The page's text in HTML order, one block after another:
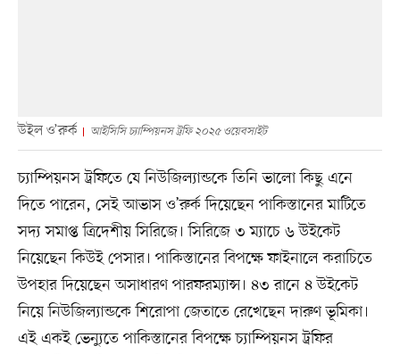
উইল ও’রুর্ক আইসিসি চ্যাম্পিয়নস ট্রফি ২০২৫ ওয়েবসাইট
চ্যাম্পিয়নস ট্রফিতে যে নিউজিল্যান্ডকে তিনি ভালো কিছু এনে
দিতে পারেন, সেই আভাস ও’রুর্ক দিয়েছেন পাকিস্তানের মাটিতে
সদ্য সমাপ্ত ত্রিদেশীয় সিরিজে। সিরিজে ৩ ম্যাচে ৬ উইকেট
নিয়েছেন কিউই পেসার। পাকিস্তানের বিপক্ষে ফাইনালে করাচিতে
উপহার দিয়েছেন অসাধারণ পারফরম্যান্স। ৪৩ রানে ৪ উইকেট
নিয়ে নিউজিল্যান্ডকে শিরোপা জেতাতে রেখেছেন দারুণ ভূমিকা।
এই একই ভেন্যুতে পাকিস্তানের বিপক্ষে চ্যাম্পিয়নস ট্রফির